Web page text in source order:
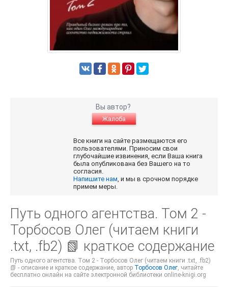
Вы автор?
Жалоба
Все книги на сайте размещаются его
пользователями. Приносим свои
глубочайшие извинения, если Ваша книга
была опубликована без Вашего на то
согласия.
Напишите нам, и мы в срочном порядке
примем меры.
Путь одного агентства. Том 2 -
Торбосов Олег (читаем книги
.txt, .fb2) 📗 краткое содержание
Путь одного агентства. Том 2 - Торбосов Олег (читаем книги .txt, .fb2)
📗 - описание и краткое содержание, автор Торбосов Олег, читайте
бесплатно онлайн на сайте электронной библиотеки online-knigi.org